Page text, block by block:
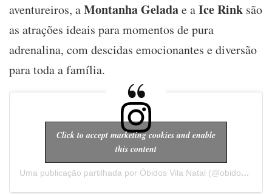
aventureiros, aMontanha Geladae aIce Rink são
as atrações ideais para momentos de pura
adrenalina, com descidas emocionantes e diversão
para toda a família.
Uma publicação partilhada por Óbidos Vila Natal (@obidosvilanatal)
Click to accept marketing cookies and enable
this content